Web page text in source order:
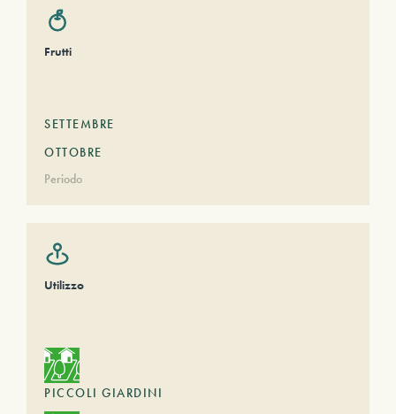
Frutti
SETTEMBRE
OTTOBRE
Periodo
Utilizzo
PICCOLI GIARDINI